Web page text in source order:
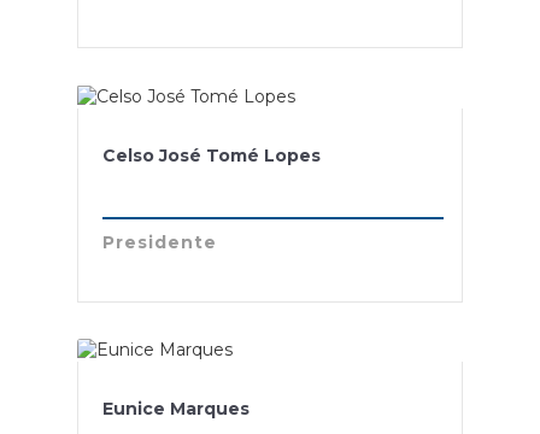
Celso José Tomé Lopes
Presidente
Eunice Marques